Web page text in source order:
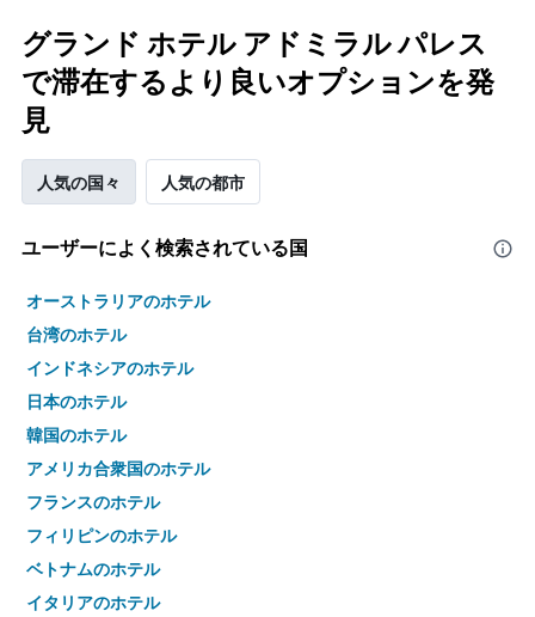
グランド ホテル アドミラル パレス
で滞在するより良いオプションを発
見
人気の国々 人気の都市
ユーザーによく検索されている国
オーストラリアのホテル
台湾のホテル
インドネシアのホテル
日本のホテル
韓国のホテル
アメリカ合衆国のホテル
フランスのホテル
フィリピンのホテル
ベトナムのホテル
イタリアのホテル